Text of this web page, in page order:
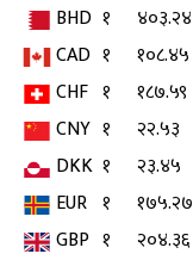
BHD १ ४०३.२४
CAD १ १०८.४५
CHF १ १८७.५९
CNY १ २२.५३
DKK १ २३.४५
EUR १ १७५.२७
GBP १ २०४.३६